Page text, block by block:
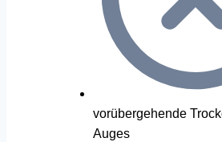
vorübergehende
Auges